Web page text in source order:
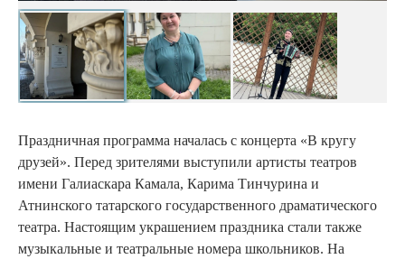
Праздничная программа началась с концерта «В кругу
друзей». Перед зрителями выступили артисты театров
имени Галиаскара Камала, Карима Тинчурина и
Атнинского татарского государственного драматического
театра. Настоящим украшением праздника стали также
музыкальные и театральные номера школьников. На